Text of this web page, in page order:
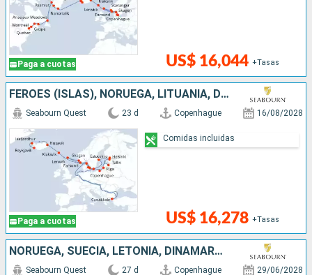
Paga a cuotas US$ 16,044 +Tasas
FÉROES (ISLAS), NORUEGA, LITUANIA, DINAMARCA, SUECIA, ISLANDIA, LETONIA, TURQUÍA, ESTONIA, REINO UNIDO, POLONIA, FINLANDIA
Paga a cuotas
Seabourn Quest 23 d Copenhague 16/08/2028
US$ 16,278 +Tasas
Comidas incluidas
NORUEGA, SUECIA, LETONIA, DINAMARCA, REINO UNIDO, TURQUÍA, ESTONIA, POLONIA, FINLANDIA, LITUANIA
Seabourn Quest 27 d Copenhague 29/06/2028